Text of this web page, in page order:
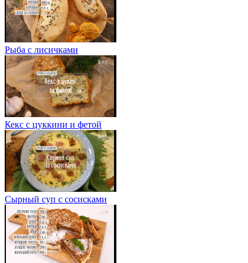
Рыба с лисичками
Кекс с цуккини и фетой
Сырный суп с сосисками